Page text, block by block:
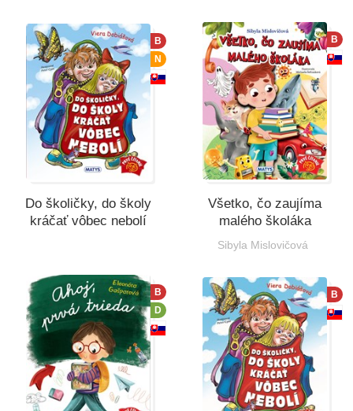
B
N
Do školičky, do školy
kráčať vôbec nebolí
B
Všetko, čo zaujíma
malého školáka
Sibyla Mislovičová
B
D
B